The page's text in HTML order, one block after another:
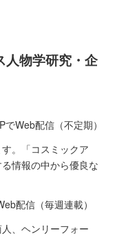
人物学研究・企
Web配信（不定期）
。「コスミックア
情報の中から優良な
配信（毎週連載）
、ヘンリーフォー